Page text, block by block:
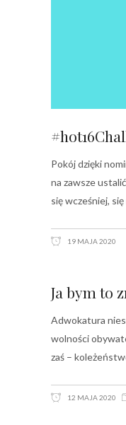
Pokój dzięki
na zawsze
się wcześniej,
19 MAJA 2020
Ja bym to
Adwokatura
wolności
zaś –
12 MAJA 2020